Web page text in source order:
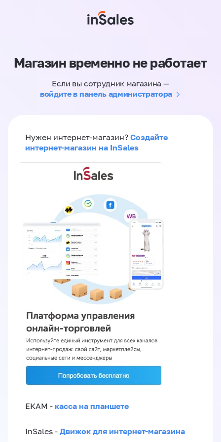
Магазин временно не работает
Если вы сотрудник магазина —
войдите в панель администратора
Нужен интернет-магазин? Создайте
интернет-магазин на InSales
ЕКАМ - касса на планшете
InSales - Движок для интернет-магазина